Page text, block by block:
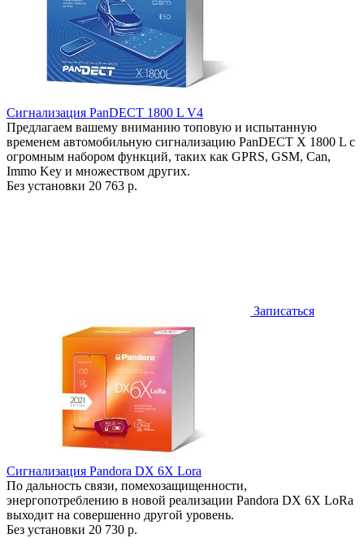
Сигнализация PanDECT 1800 L V4
Предлагаем вашему вниманию топовую и испытанную
временем автомобильную сигнализацию PanDECT X 1800 L с
огромным набором функций, таких как GPRS, GSM, Can,
Immo Key и множеством других.
Без установки 20 763 р.
Записаться
Сигнализация Pandora DX 6X Lora
По дальность связи, помехозащищенности,
энергопотреблению в новой реализации Pandora DX 6X LoRa
выходит на совершенно другой уровень.
Без установки 20 730 р.